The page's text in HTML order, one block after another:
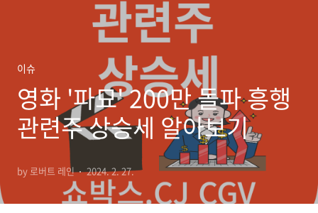
이슈
영화 '파묘' 200만 돌파 흥행
관련주 상승세 알아보기
by 로버트 레인 2024. 2. 27.